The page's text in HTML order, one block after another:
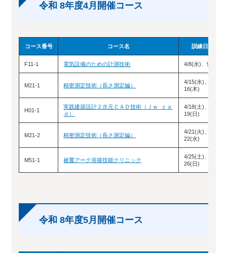
令和 8年度4月開催コース
コース番号 コース名 訓練日程
F11-1 電気設備のための計測技術 4/8(水)、9(木)
M21-1 精密測定技術（長さ測定編）
4/15(水)、
16(木)
H01-1
実践建築設計２次元ＣＡＤ技術（Ｊｗ_ｃａ
ｄ）
4/18(土)、
19(日)
M21-2 精密測定技術（長さ測定編）
4/21(火)、
22(水)
M51-1 被覆アーク溶接技能クリニック
4/25(土)、
26(日)
令和 8年度5月開催コース